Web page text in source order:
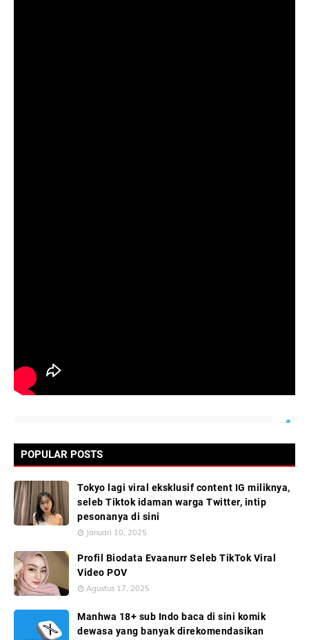
POPULAR POSTS
Tokyo lagi viral eksklusif content IG miliknya,
seleb Tiktok idaman warga Twitter, intip
pesonanya di sini
Januari 10, 2025
Profil Biodata Evaanurr Seleb TikTok Viral
Video POV
Agustus 17, 2025
Manhwa 18+ sub Indo baca di sini komik
dewasa yang banyak direkomendasikan